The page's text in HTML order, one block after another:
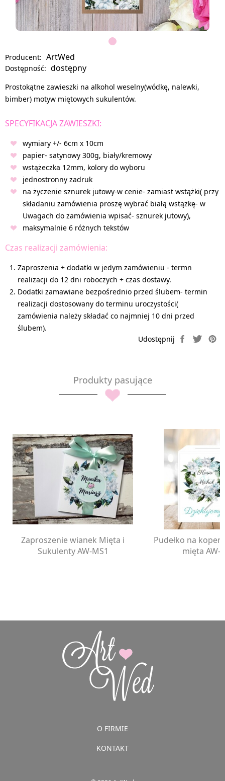
Producent: ArtWed
Dostępność: dostępny
Prostokątne zawieszki na alkohol weselny(wódkę, nalewki,
bimber) motyw miętowych sukulentów.
SPECYFIKACJA ZAWIESZKI:
wymiary +/- 6cm x 10cm
papier- satynowy 300g, biały/kremowy
wstążeczka 12mm, kolory do wyboru
jednostronny zadruk
na życzenie sznurek jutowy-w cenie- zamiast wstążki( przy
składaniu zamówienia proszę wybrać białą wstążkę- w
Uwagach do zamówienia wpisać- sznurek jutowy),
maksymalnie 6 różnych tekstów
Czas realizacji zamówienia:
Zaproszenia + dodatki w jedym zamówieniu - termn
realizacji do 12 dni roboczych + czas dostawy.
Dodatki zamawiane bezpośrednio przed ślubem- termin
realizacji dostosowany do terminu uroczystości(
zamówienia należy składać co najmniej 10 dni przed
ślubem).
Produkty pasujące
Zaproszenie wianek Mięta i
Sukulenty AW-MS1
Pudełko na
mięta AW-
O FIRMIE
KONTAKT